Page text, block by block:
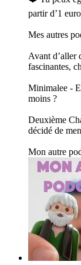
partir d’1
Mes autres
Avant d’aller
fascinantes,
Minimalee -
moins ?
Deuxième
décidé de
Mon autre